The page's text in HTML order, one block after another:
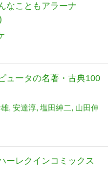
なこともアラーナ
ュータの名著・古典100
安達淳 塩田紳二
山田伸
ーレクインコミックス